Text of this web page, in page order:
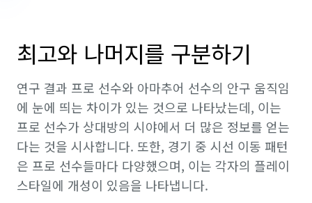
최고와 나머지를 구분하기
연구 결과 프로 선수와 아마추어 선수의 안구 움직임
에 눈에 띄는 차이가 있는 것으로 나타났는데, 이는
프로 선수가 상대방의 시야에서 더 많은 정보를 얻는
다는 것을 시사합니다. 또한, 경기 중 시선 이동 패턴
은 프로 선수들마다 다양했으며, 이는 각자의 플레이
스타일에 개성이 있음을 나타냅니다.